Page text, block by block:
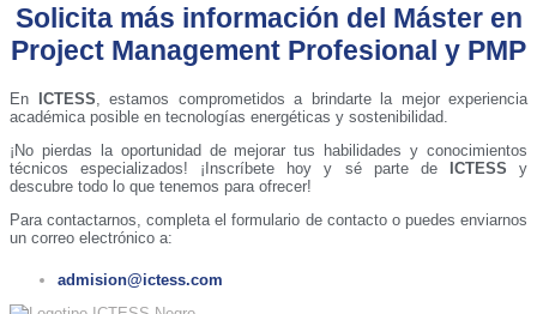
Solicita más información del Máster en
Project Management Profesional y PMP
En ICTESS, estamos comprometidos a brindarte la mejor experiencia
académica posible en tecnologías energéticas y sostenibilidad.
¡No pierdas la oportunidad de mejorar tus habilidades y conocimientos
técnicos especializados! ¡Inscríbete hoy y sé parte de
ICTESS y
descubre todo lo que tenemos para ofrecer!
Para contactarnos, completa el formulario de contacto o puedes enviarnos
un correo electrónico a:
admision@ictess.com